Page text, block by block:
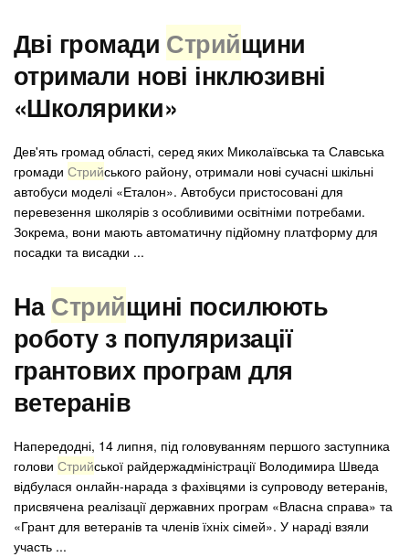
Дві громади Стрийщини
отримали нові інклюзивні
«Школярики»
Дев'ять громад області, серед яких Миколаївська та Славська
громади Стрийського району, отримали нові сучасні шкільні
автобуси моделі «Еталон». Автобуси пристосовані для
перевезення школярів з особливими освітніми потребами.
Зокрема, вони мають автоматичну підйомну платформу для
посадки та висадки ...
НаСтрийщині посилюють
роботу з популяризації
грантових програм для
ветеранів
Напередодні, 14 липня, під головуванням першого заступника
голови Стрийської райдержадміністрації Володимира Шведа
відбулася онлайн-нарада з фахівцями із супроводу ветеранів,
присвячена реалізації державних програм «Власна справа» та
«Грант для ветеранів та членів їхніх сімей». У нараді взяли
участь ...